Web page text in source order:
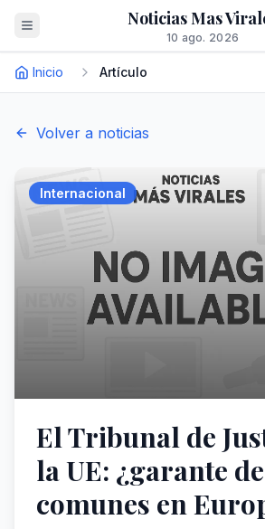
Noticias Mas
10 ago. 2026
Inicio Artículo
Volver a noticias
Internacional
El Tribunal de
la UE: ¿garante
comunes en